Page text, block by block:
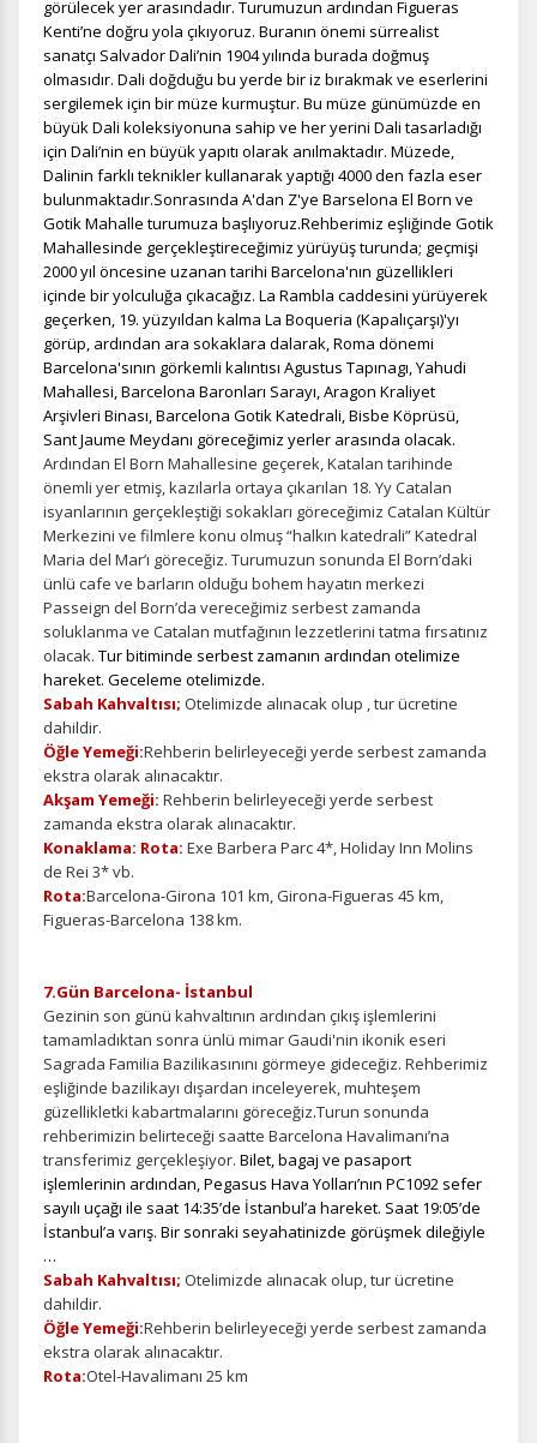
görülecek yer arasındadır. Turumuzun ardından Figueras
Kenti’ne doğru yola çıkıyoruz. Buranın önemi sürrealist
sanatçı Salvador Dali’nin 1904 yılında burada doğmuş
olmasıdır. Dali doğduğu bu yerde bir iz bırakmak ve eserlerini
sergilemek için bir müze kurmuştur. Bu müze günümüzde en
büyük Dali koleksiyonuna sahip ve her yerini Dali tasarladığı
için Dali’nin en büyük yapıtı olarak anılmaktadır. Müzede,
Dalinin farklı teknikler kullanarak yaptığı 4000 den fazla eser
bulunmaktadır.Sonrasında A'dan Z'ye Barselona El Born ve
Gotik Mahalle turumuza başlıyoruz.Rehberimiz eşliğinde Gotik
Mahallesinde gerçekleştireceğimiz yürüyüş turunda; geçmişi
2000 yıl öncesine uzanan tarihi Barcelona'nın güzellikleri
içinde bir yolculuğa çıkacağız. La Rambla caddesini yürüyerek
geçerken, 19. yüzyıldan kalma La Boqueria (Kapalıçarşı)'yı
görüp, ardından ara sokaklara dalarak, Roma dönemi
Barcelona'sının görkemli kalıntısı Agustus Tapınagı, Yahudi
Mahallesi, Barcelona Baronları Sarayı, Aragon Kraliyet
Arşivleri Binası, Barcelona Gotik Katedrali, Bisbe Köprüsü,
Sant Jaume Meydanı göreceğimiz yerler arasında olacak.
Ardından El Born Mahallesine geçerek, Katalan tarihinde
önemli yer etmiş, kazılarla ortaya çıkarılan 18. Yy Catalan
isyanlarının gerçekleştiği sokakları göreceğimiz Catalan Kültür
Merkezini ve filmlere konu olmuş “halkın katedrali” Katedral
Maria del Mar’ı göreceğiz. Turumuzun sonunda El Born’daki
ünlü cafe ve barların olduğu bohem hayatın merkezi
Passeign del Born’da vereceğimiz serbest zamanda
soluklanma ve Catalan mutfağının lezzetlerini tatma fırsatınız
olacak. Tur bitiminde serbest zamanın ardından otelimize
hareket. Geceleme otelimizde.
Sabah Kahvaltısı; Otelimizde alınacak olup , tur ücretine
dahildir.
Öğle Yemeği:Rehberin belirleyeceği yerde serbest zamanda
ekstra olarak alınacaktır.
Akşam Yemeği: Rehberin belirleyeceği yerde serbest
zamanda ekstra olarak alınacaktır.
Konaklama: Rota: Exe Barbera Parc 4*, Holiday Inn Molins
de Rei 3* vb.
Rota:Barcelona-Girona 101 km, Girona-Figueras 45 km,
Figueras-Barcelona 138 km.
7.Gün Barcelona- İstanbul
Gezinin son günü kahvaltının ardından çıkış işlemlerini
tamamladıktan sonra ünlü mimar Gaudi'nin ikonik eseri
Sagrada Familia Bazilikasınını görmeye gideceğiz. Rehberimiz
eşliğinde bazilikayı dışardan inceleyerek, muhteşem
güzellikletki kabartmalarını göreceğiz.Turun sonunda
rehberimizin belirteceği saatte Barcelona Havalimanı’na
transferimiz gerçekleşiyor. Bilet, bagaj ve pasaport
işlemlerinin ardından, Pegasus Hava Yolları’nın PC1092 sefer
sayılı uçağı ile saat 14:35’de İstanbul’a hareket. Saat 19:05’de
İstanbul’a varış. Bir sonraki seyahatinizde görüşmek dileğiyle
…
Sabah Kahvaltısı; Otelimizde alınacak olup, tur ücretine
dahildir.
Öğle Yemeği:Rehberin belirleyeceği yerde serbest zamanda
ekstra olarak alınacaktır.
Rota:Otel-Havalimanı 25 km